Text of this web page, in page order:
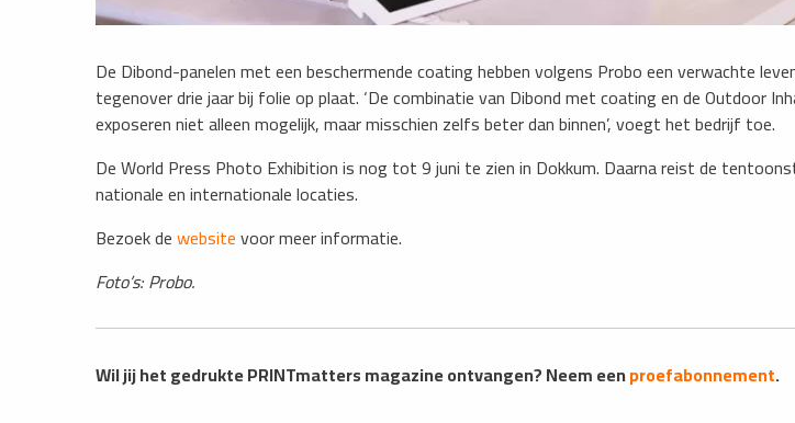
De Dibond-panelen met een beschermende coating hebben volgens Probo een verwachte
tegenover drie jaar bij folie op plaat. ‘De combinatie van Dibond met coating en de Outdoor
exposeren niet alleen mogelijk, maar misschien zelfs beter dan binnen’, voegt het bedrijf toe.
De World Press Photo Exhibition is nog tot 9 juni te zien in Dokkum. Daarna reist de
nationale en internationale locaties.
Bezoek dewebsitevoor meer informatie.
Foto’s: Probo.
Wil jij het gedrukte PRINTmatters magazine ontvangen? Neem eenproefabonnement.